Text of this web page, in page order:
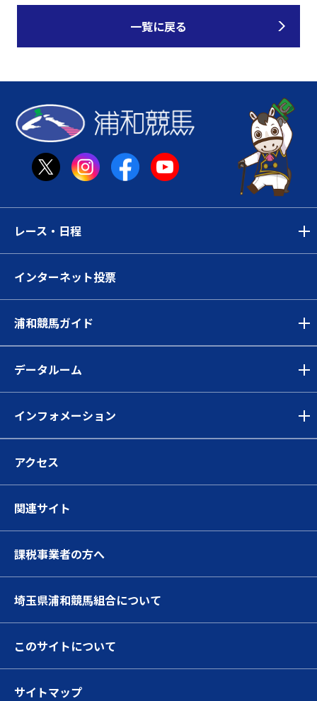
一覧に戻る
レース・日程
インターネット投票
浦和競馬ガイド
データルーム
インフォメーション
アクセス
関連サイト
課税事業者の方へ
埼玉県浦和競馬組合について
このサイトについて
サイトマップ